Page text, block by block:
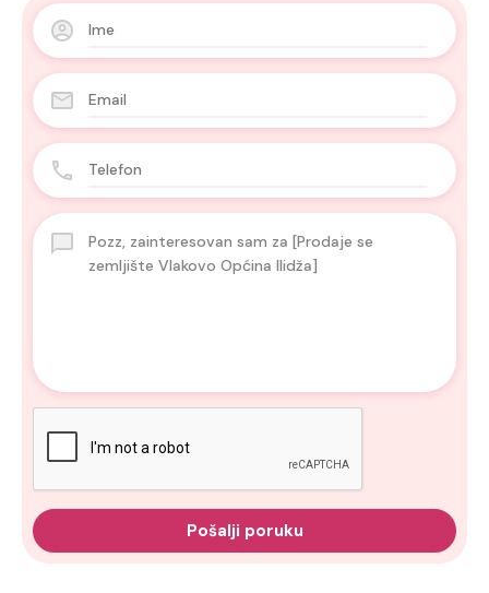
Pošalji poruku